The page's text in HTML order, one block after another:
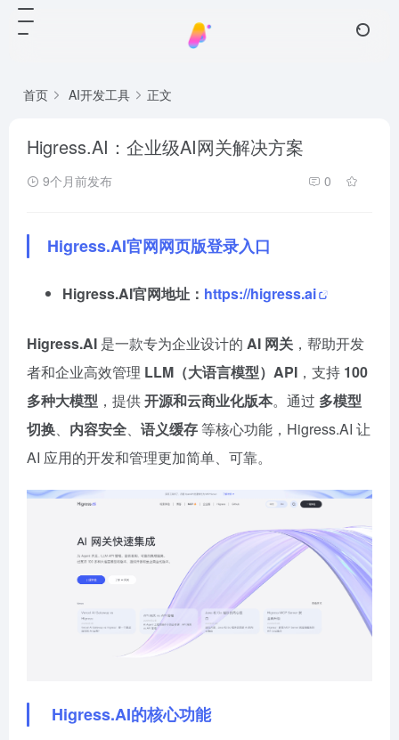
首页 AI开发工具 正文
Higress.AI：企业级AI网关解决方案
9个月前发布 0
Higress.AI官网网页版登录入口
Higress.AI官网地址： https://higress.ai
Higress.AI 是一款专为企业设计的 AI 网关 ，帮助开发
者和企业高效管理 LLM（大语言模型）API ，支持 100
多种大模型 ，提供开源和云商业化版本。通过 多模型
切换、 内容安全、 语义缓存 等核心功能，Higress.AI 让
AI 应用的开发和管理更加简单、可靠。
Higress.AI的核心功能